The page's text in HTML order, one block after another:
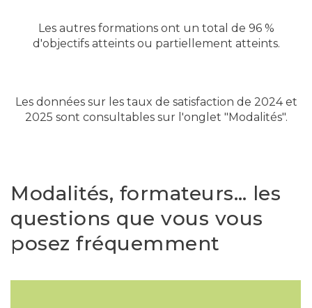
Les autres formations ont un total de 96 %
d'objectifs atteints ou partiellement atteints.
Les données sur les taux de satisfaction de 2024 et
2025 sont consultables sur l'onglet "Modalités".
Modalités, formateurs… les
questions que vous vous
posez fréquemment